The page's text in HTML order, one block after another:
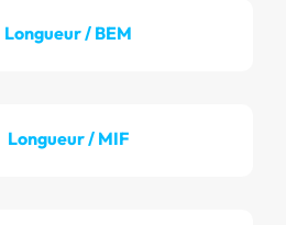
Longueur / BEM
Longueur / MIF